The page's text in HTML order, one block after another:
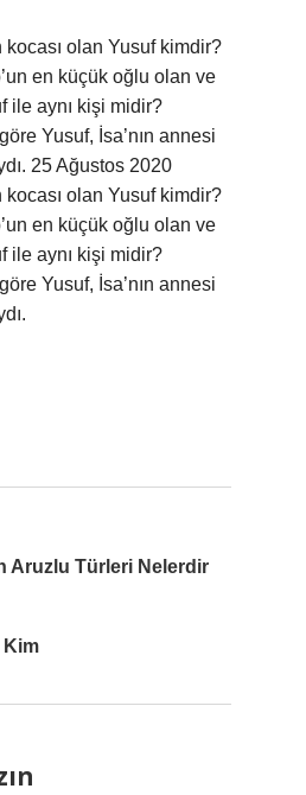
kocası olan Yusuf kimdir?
en küçük oğlu olan ve
ile aynı kişi midir?
Yusuf, İsa’nın annesi
25 Ağustos 2020
kocası olan Yusuf kimdir?
en küçük oğlu olan ve
ile aynı kişi midir?
Yusuf, İsa’nın annesi
Aruzlu Türleri Nelerdir
Kim